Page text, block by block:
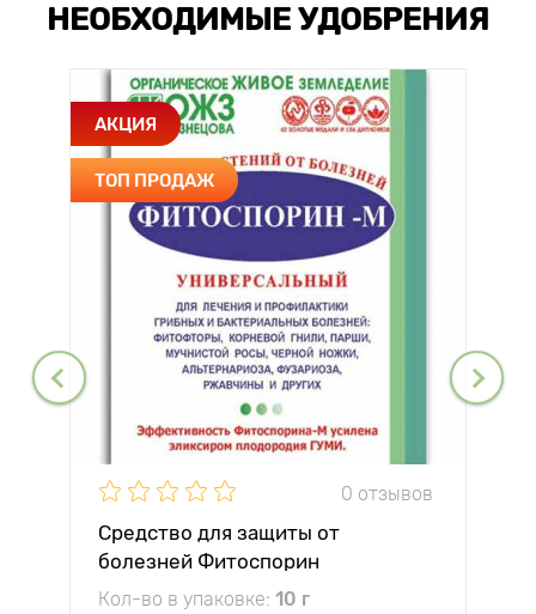
НЕОБХОДИМЫЕ УДОБРЕНИЯ
АКЦИЯ
ТОП ПРОДАЖ
0 отзывов
Средство для защиты от
болезней Фитоспорин
Кол-во в упаковке: 10 г